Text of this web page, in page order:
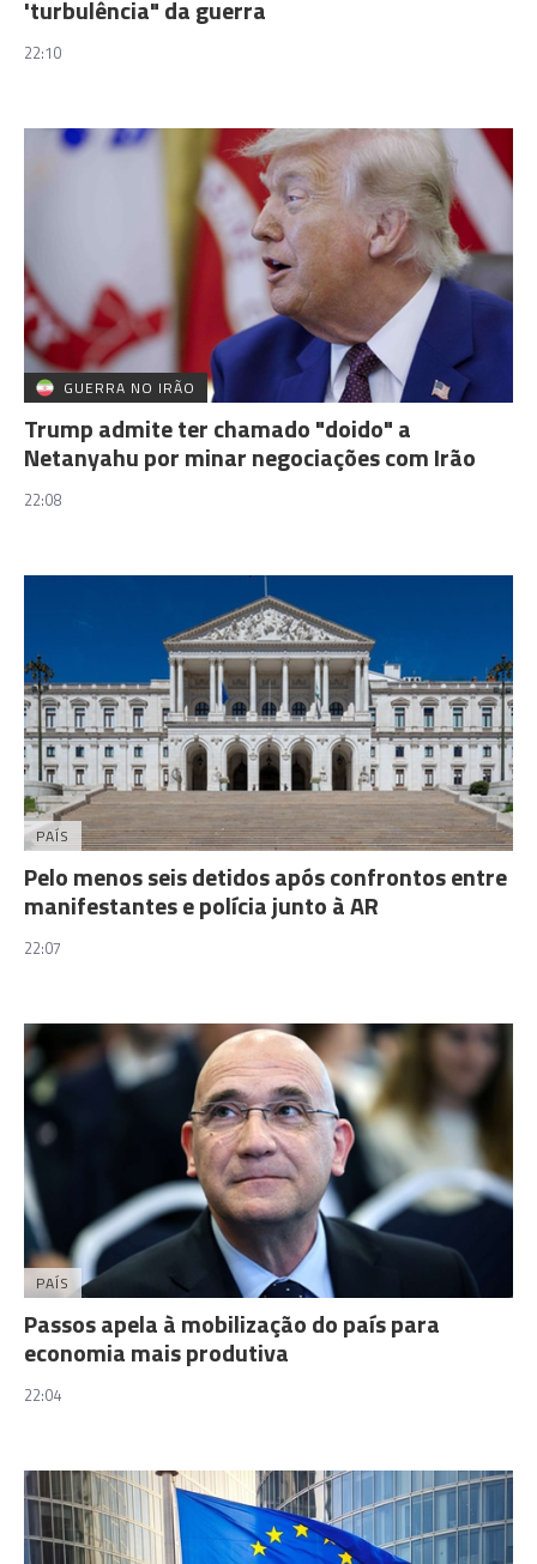
'turbulência" da guerra
22:10
GUERRA NO IRÃO
Trump admite ter chamado "doido" a
Netanyahu por minar negociações com Irão
22:08
PAÍS
Pelo menos seis detidos após confrontos entre
manifestantes e polícia junto à AR
22:07
PAÍS
Passos apela à mobilização do país para
economia mais produtiva
22:04